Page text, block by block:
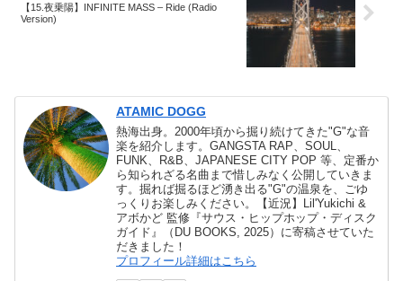
【15.夜乗陽】INFINITE MASS – Ride (Radio
Version)
ATAMIC DOGG
熱海出身。2000年頃から掘り続けてきた"G"な音
楽を紹介します。GANGSTA RAP、SOUL、
FUNK、R&B、JAPANESE CITY POP 等、定番か
ら知られざる名曲まで惜しみなく公開していきま
す。掘れば掘るほど湧き出る"G"の温泉を、ごゆ
っくりお楽しみください。【近況】Lil'Yukichi &
アボかど 監修『サウス・ヒップホップ・ディスク
ガイド』（DU BOOKS, 2025）に寄稿させていた
だきました！
プロフィール詳細はこちら